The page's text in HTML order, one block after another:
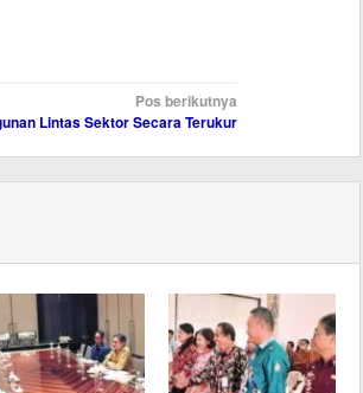
Pos berikutnya
Lintas Sektor Secara Terukur